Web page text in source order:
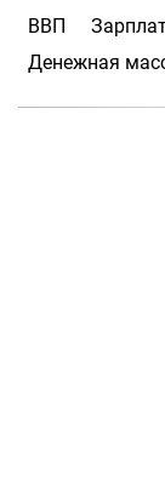
ВВП
Денежная